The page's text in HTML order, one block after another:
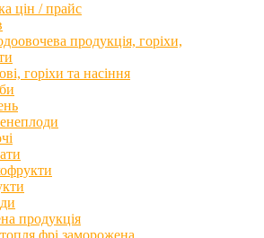
цін / прайс
продукція, горіхи,
горіхи та насіння
продукція
фрі заморожена